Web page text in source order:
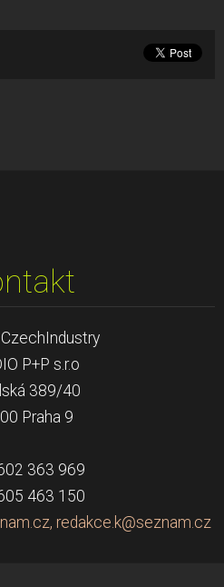
P+P s.r.o
389/40
Praha 9
363 969
463 150
redakce.k@seznam.cz